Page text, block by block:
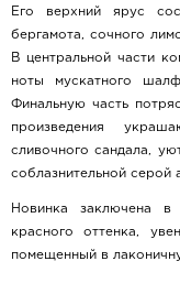
Его верхний ярус
бергамота, сочного
В центральной части
ноты мускатного
Финальную часть
произведения
сливочного сандала,
соблазнительной серой
Новинка заключена
красного оттенка,
помещенный в